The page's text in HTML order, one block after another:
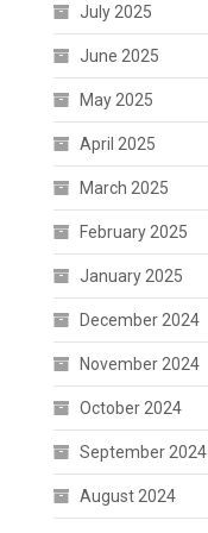
July 2025
June 2025
May 2025
April 2025
March 2025
February 2025
January 2025
December 2024
November 2024
October 2024
September 2024
August 2024